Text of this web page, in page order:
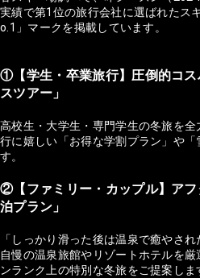
実績で第1位の旅行会社に選ばれたス
o.1」マークを掲載しています。
①【学生・卒業旅行】圧倒的コ
スツアー」
高校生・大学生・専門学生の冬旅を
行に嬉しい「お得な学割プラン」や
す。
②【ファミリー・カップル】ア
泊プラン」
「しっかり滑った後は温泉で癒やさ
自慢の温泉旅館やリゾートホテルを
ンランク上の特別な冬旅をご提案しま